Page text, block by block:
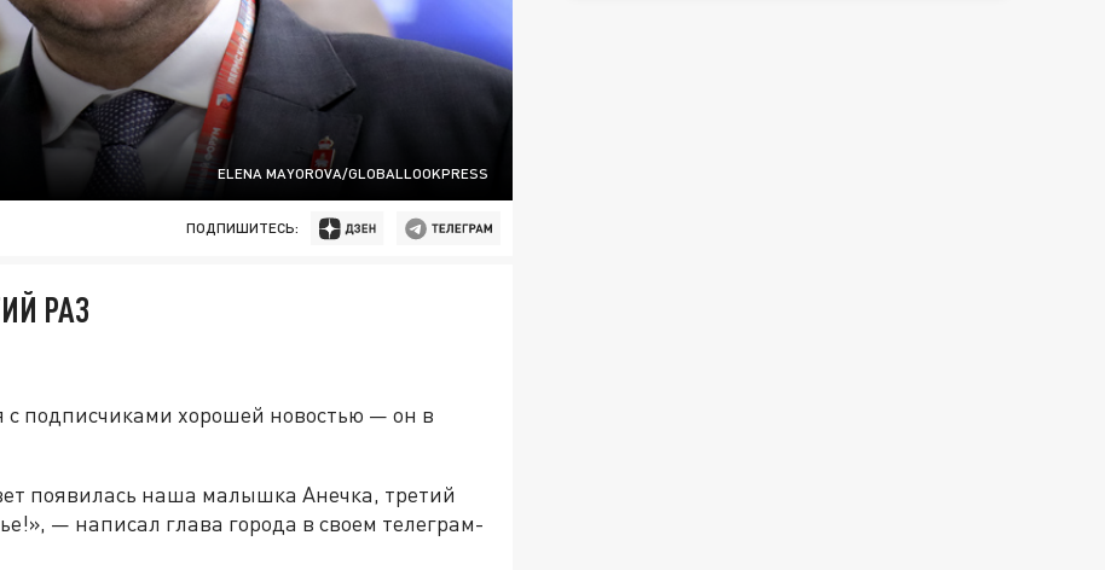
ELENA MAYOROVA/GLOBALLOOKPRESS
ПОДПИШИТЕСЬ:
РАЗ
подписчиками хорошей новостью — он в
появилась наша малышка Анечка, третий
— написал глава города в своем телеграм-